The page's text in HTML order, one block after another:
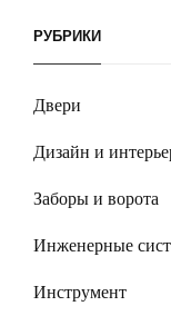
РУБРИКИ
Двери
Дизайн и
Заборы и ворота
Инженерные
Инструмент